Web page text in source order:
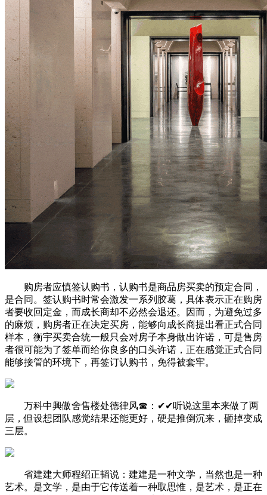
购房者应慎签认购书，认购书是商品房买卖的预定合同，
是合同。签认购书时常会激发一系列胶葛，具体表示正在购房
者要收回定金，而成长商却不必然会退还。因而，为避免过多
的麻烦，购房者正在决定买房，能够向成长商提出看正式合同
样本，衡宇买卖合统一般只会对房子本身做出许诺，可是售房
者很可能为了签单而给你良多的口头许诺，正在感觉正式合同
能够接管的环境下，再签订认购书，免得被套牢。
万科中興傲舍售楼处德律风☎：✔✔听说这里本来做了两
层，但设想团队感觉结果还能更好，硬是推倒沉来，砸掉变成
三层。
省建建大师程绍正韬说：建建是一种文学，当然也是一种
艺术。是文学，是由于它传送着一种取思惟，是艺术，是正在